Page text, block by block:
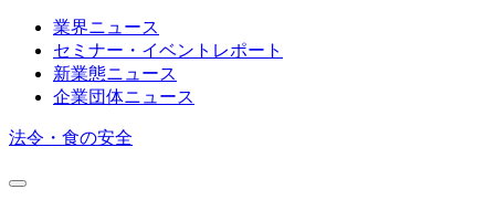
業界ニュース
セミナー・イベントレポート
新業態ニュース
企業団体ニュース
法令・食の安全